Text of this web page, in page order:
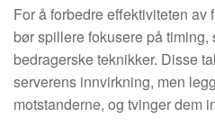
For å forbedre effektiviteten av
bør spillere fokusere på
bedragerske teknikker. Disse
serverens innvirkning, men
motstanderne, og tvinger dem